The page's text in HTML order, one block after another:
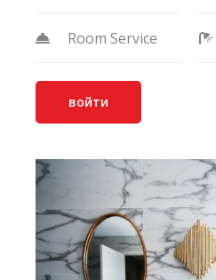
Room Service
войти